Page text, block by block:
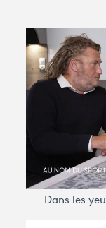
Dans les